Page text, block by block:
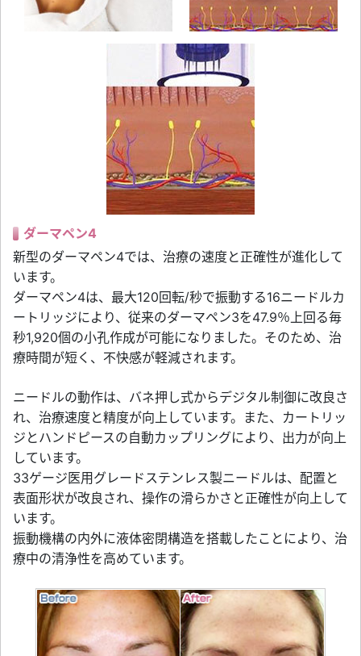
ダーマペン4
新型のダーマペン4では、治療の速度と正確性が進化して
います。
ダーマペン4は、最大120回転/秒で振動する16ニードルカ
ートリッジにより、従来のダーマペン3を47.9％上回る毎
秒1,920個の小孔作成が可能になりました。そのため、治
療時間が短く、不快感が軽減されます。
ニードルの動作は、バネ押し式からデジタル制御に改良さ
れ、治療速度と精度が向上しています。また、カートリッ
ジとハンドピースの自動カップリングにより、出力が向上
しています。
33ゲージ医用グレードステンレス製ニードルは、配置と
表面形状が改良され、操作の滑らかさと正確性が向上して
います。
振動機構の内外に液体密閉構造を搭載したことにより、治
療中の清浄性を高めています。